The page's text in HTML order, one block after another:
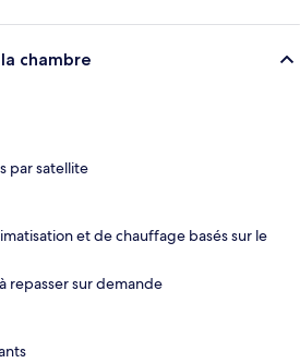
chambre
par satellite
et de chauffage basés sur le
repasser sur demande